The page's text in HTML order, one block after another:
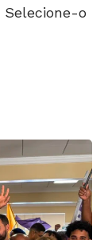
Selecione-o